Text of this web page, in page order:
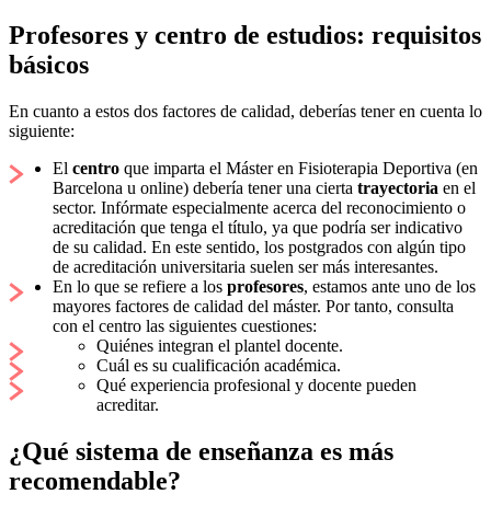
Profesores y centro de estudios: requisitos
básicos
En cuanto a estos dos factores de calidad, deberías tener en cuenta lo
siguiente:
El centro que imparta el Máster en Fisioterapia Deportiva (en
Barcelona u online) debería tener una cierta trayectoria en el
sector. Infórmate especialmente acerca del reconocimiento o
acreditación que tenga el título, ya que podría ser indicativo
de su calidad. En este sentido, los postgrados con algún tipo
de acreditación universitaria suelen ser más interesantes.
En lo que se refiere a los profesores, estamos ante uno de los
mayores factores de calidad del máster. Por tanto, consulta
con el centro las siguientes cuestiones:
Quiénes integran el plantel docente.
Cuál es su cualificación académica.
Qué experiencia profesional y docente pueden
acreditar.
¿Qué sistema de enseñanza es más
recomendable?